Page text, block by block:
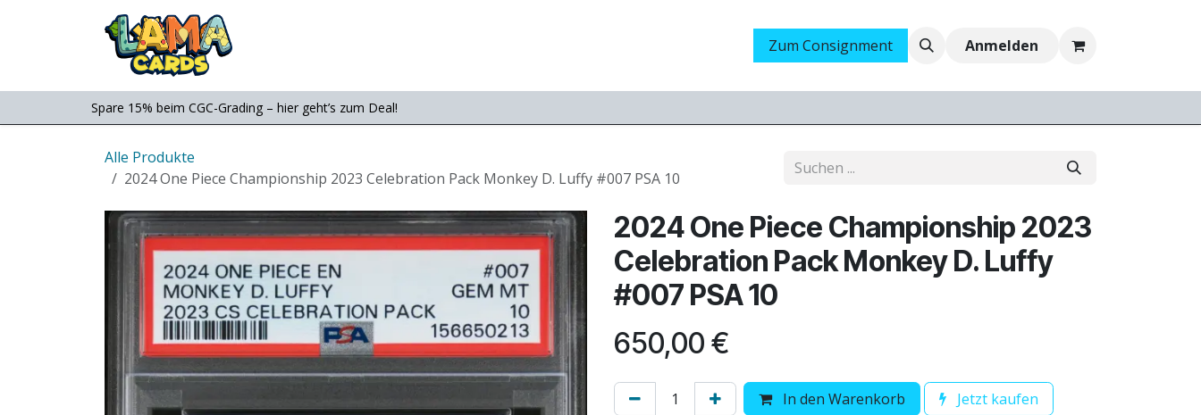
Zum Inhalt springen
Messen Ankauf Jobs
Zum Consignment Anmelden
Spare 15% beim CGC-Grading – hier geht’s zum Deal!
Alle Produkte
2024 One Piece Championship 2023 Celebration Pack Monkey D. Luffy #007 PSA 10
2024 One Piece Championship 2023
Celebration Pack Monkey D. Luffy
#007 PSA 10
650,00 €
In den Warenkorb Jetzt kaufen